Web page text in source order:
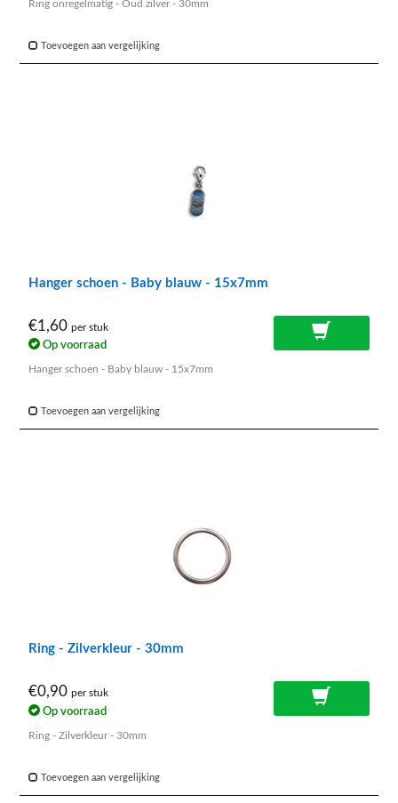
Ring onregelmatig - Oud zilver - 30mm
Toevoegen aan vergelijking
Hanger schoen - Baby blauw - 15x7mm
€1,60 per stuk
Op voorraad
Hanger schoen - Baby blauw - 15x7mm
Toevoegen aan vergelijking
Ring - Zilverkleur - 30mm
€0,90 per stuk
Op voorraad
Ring - Zilverkleur - 30mm
Toevoegen aan vergelijking